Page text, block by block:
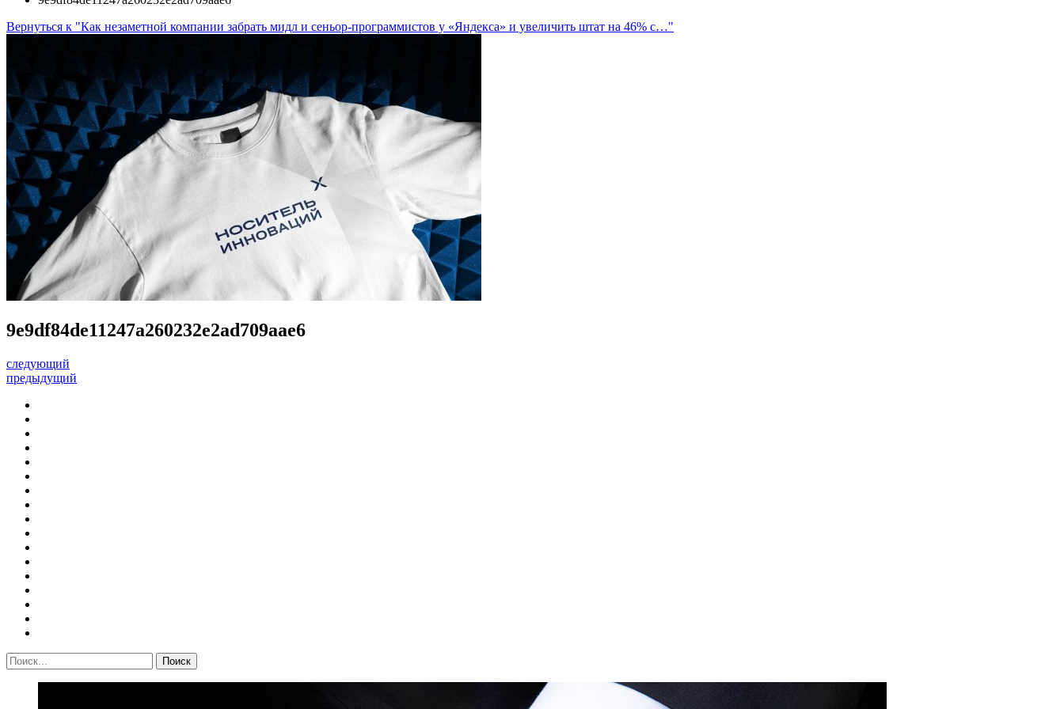
Вернуться к "Как незаметной компании забрать мидл и сеньор-программистов у «Яндекса» и увеличить штат на 46% с…"
9e9df84de11247a260232e2ad709aae6
следующий
предыдущий